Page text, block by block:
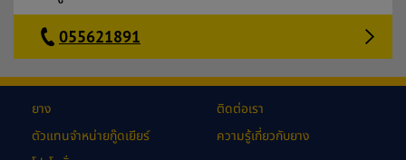
055621891
ยาง
ตัวแทนจำหน่ายกู๊ดเยียร์
ติดต่อเรา
ความรู้เกี่ยวกับยาง